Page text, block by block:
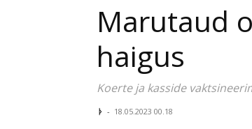
Marutaud
haigus
Koerte ja kasside
ᚦ - 18.05.2023 00.18